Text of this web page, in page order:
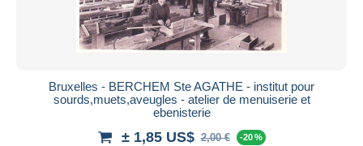
Bruxelles - BERCHEM Ste AGATHE - institut pour
sourds,muets,aveugles - atelier de menuiserie et
ebenisterie
± 1,85 US$ 2,00 € -20 %